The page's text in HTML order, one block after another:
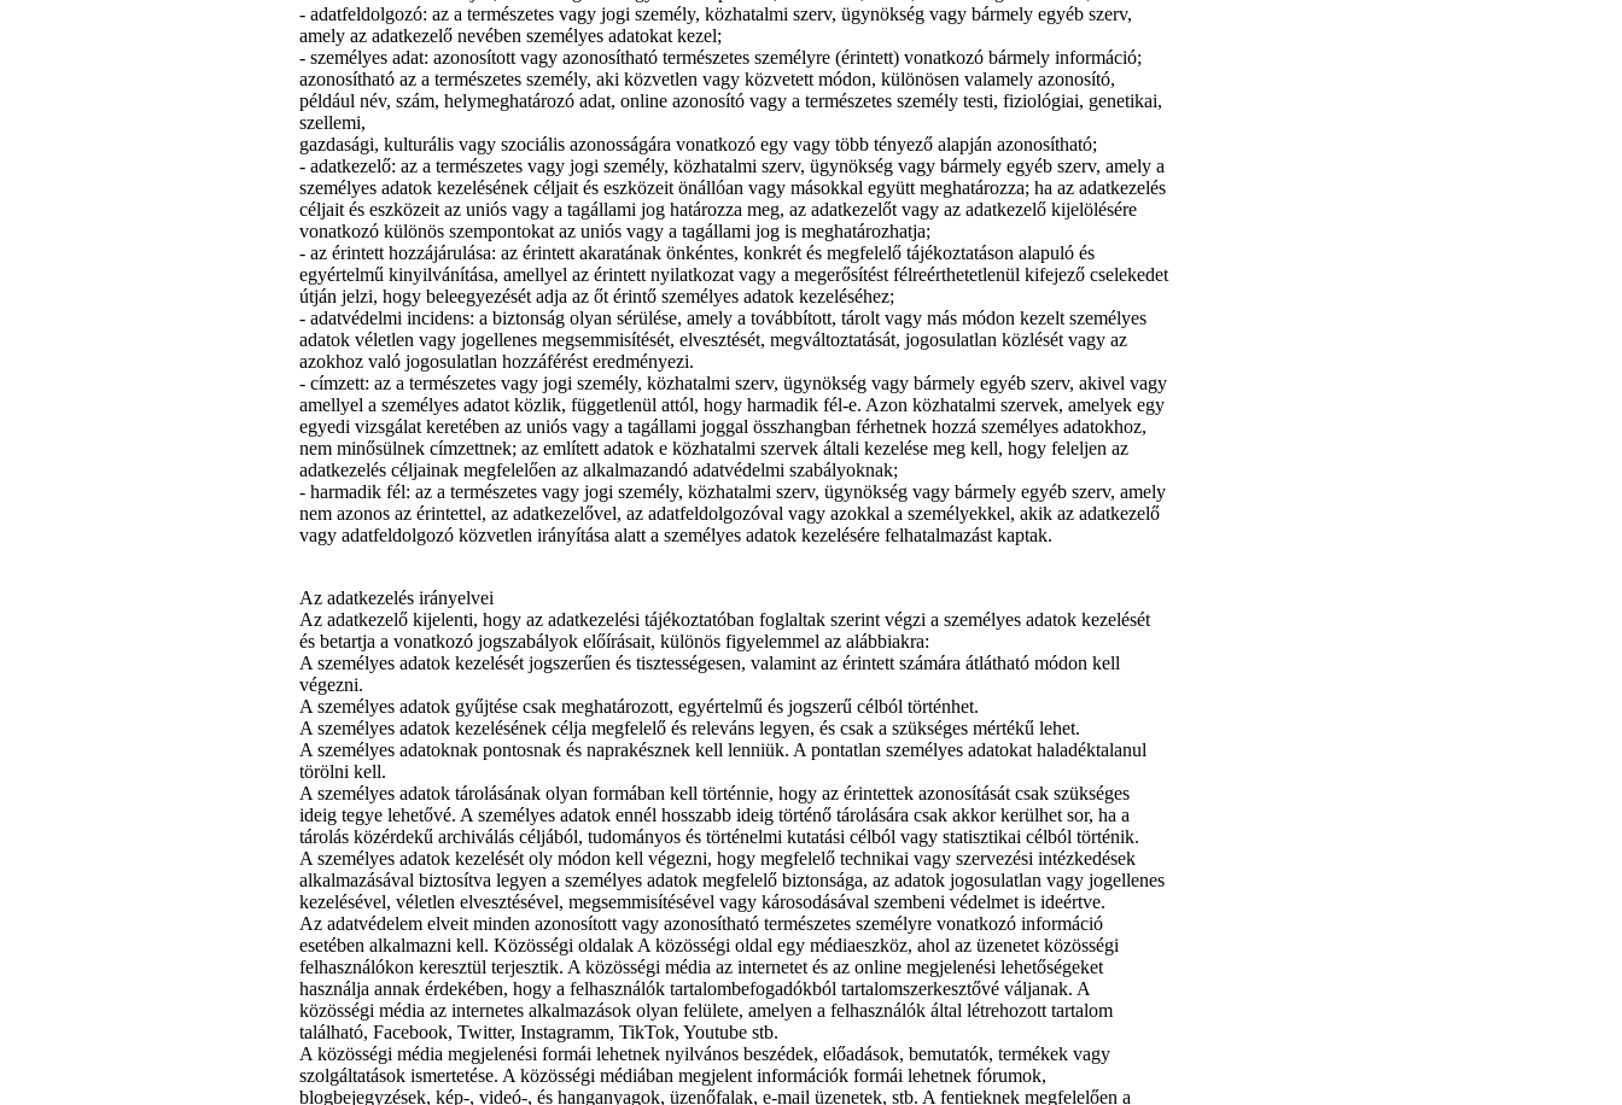
- adatfeldolgozó: az a természetes vagy jogi személy, közhatalmi szerv, ügynökség vagy bármely egyéb szerv,
amely az adatkezelő nevében személyes adatokat kezel;
- személyes adat: azonosított vagy azonosítható természetes személyre (érintett) vonatkozó bármely információ;
azonosítható az a természetes személy, aki közvetlen vagy közvetett módon, különösen valamely azonosító,
például név, szám, helymeghatározó adat, online azonosító vagy a természetes személy testi, fiziológiai, genetikai,
szellemi,
gazdasági, kulturális vagy szociális azonosságára vonatkozó egy vagy több tényező alapján azonosítható;
- adatkezelő: az a természetes vagy jogi személy, közhatalmi szerv, ügynökség vagy bármely egyéb szerv, amely a
személyes adatok kezelésének céljait és eszközeit önállóan vagy másokkal együtt meghatározza; ha az adatkezelés
céljait és eszközeit az uniós vagy a tagállami jog határozza meg, az adatkezelőt vagy az adatkezelő kijelölésére
vonatkozó különös szempontokat az uniós vagy a tagállami jog is meghatározhatja;
- az érintett hozzájárulása: az érintett akaratának önkéntes, konkrét és megfelelő tájékoztatáson alapuló és
egyértelmű kinyilvánítása, amellyel az érintett nyilatkozat vagy a megerősítést félreérthetetlenül kifejező cselekedet
útján jelzi, hogy beleegyezését adja az őt érintő személyes adatok kezeléséhez;
- adatvédelmi incidens: a biztonság olyan sérülése, amely a továbbított, tárolt vagy más módon kezelt személyes
adatok véletlen vagy jogellenes megsemmisítését, elvesztését, megváltoztatását, jogosulatlan közlését vagy az
azokhoz való jogosulatlan hozzáférést eredményezi.
- címzett: az a természetes vagy jogi személy, közhatalmi szerv, ügynökség vagy bármely egyéb szerv, akivel vagy
amellyel a személyes adatot közlik, függetlenül attól, hogy harmadik fél-e. Azon közhatalmi szervek, amelyek egy
egyedi vizsgálat keretében az uniós vagy a tagállami joggal összhangban férhetnek hozzá személyes adatokhoz,
nem minősülnek címzettnek; az említett adatok e közhatalmi szervek általi kezelése meg kell, hogy feleljen az
adatkezelés céljainak megfelelően az alkalmazandó adatvédelmi szabályoknak;
- harmadik fél: az a természetes vagy jogi személy, közhatalmi szerv, ügynökség vagy bármely egyéb szerv, amely
nem azonos az érintettel, az adatkezelővel, az adatfeldolgozóval vagy azokkal a személyekkel, akik az adatkezelő
vagy adatfeldolgozó közvetlen irányítása alatt a személyes adatok kezelésére felhatalmazást kaptak.
Az adatkezelés irányelvei
Az adatkezelő kijelenti, hogy az adatkezelési tájékoztatóban foglaltak szerint végzi a személyes adatok kezelését
és betartja a vonatkozó jogszabályok előírásait, különös figyelemmel az alábbiakra:
A személyes adatok kezelését jogszerűen és tisztességesen, valamint az érintett számára átlátható módon kell
végezni.
A személyes adatok gyűjtése csak meghatározott, egyértelmű és jogszerű célból történhet.
A személyes adatok kezelésének célja megfelelő és releváns legyen, és csak a szükséges mértékű lehet.
A személyes adatoknak pontosnak és naprakésznek kell lenniük. A pontatlan személyes adatokat haladéktalanul
törölni kell.
A személyes adatok tárolásának olyan formában kell történnie, hogy az érintettek azonosítását csak szükséges
ideig tegye lehetővé. A személyes adatok ennél hosszabb ideig történő tárolására csak akkor kerülhet sor, ha a
tárolás közérdekű archiválás céljából, tudományos és történelmi kutatási célból vagy statisztikai célból történik.
A személyes adatok kezelését oly módon kell végezni, hogy megfelelő technikai vagy szervezési intézkedések
alkalmazásával biztosítva legyen a személyes adatok megfelelő biztonsága, az adatok jogosulatlan vagy jogellenes
kezelésével, véletlen elvesztésével, megsemmisítésével vagy károsodásával szembeni védelmet is ideértve.
Az adatvédelem elveit minden azonosított vagy azonosítható természetes személyre vonatkozó információ
esetében alkalmazni kell. Közösségi oldalak A közösségi oldal egy médiaeszköz, ahol az üzenetet közösségi
felhasználókon keresztül terjesztik. A közösségi média az internetet és az online megjelenési lehetőségeket
használja annak érdekében, hogy a felhasználók tartalombefogadókból tartalomszerkesztővé váljanak. A
közösségi média az internetes alkalmazások olyan felülete, amelyen a felhasználók által létrehozott tartalom
található, Facebook, Twitter, Instagramm, TikTok, Youtube stb.
A közösségi média megjelenési formái lehetnek nyilvános beszédek, előadások, bemutatók, termékek vagy
szolgáltatások ismertetése. A közösségi médiában megjelent információk formái lehetnek fórumok,
blogbejegyzések, kép-, videó-, és hanganyagok, üzenőfalak, e-mail üzenetek, stb. A fentieknek megfelelően a